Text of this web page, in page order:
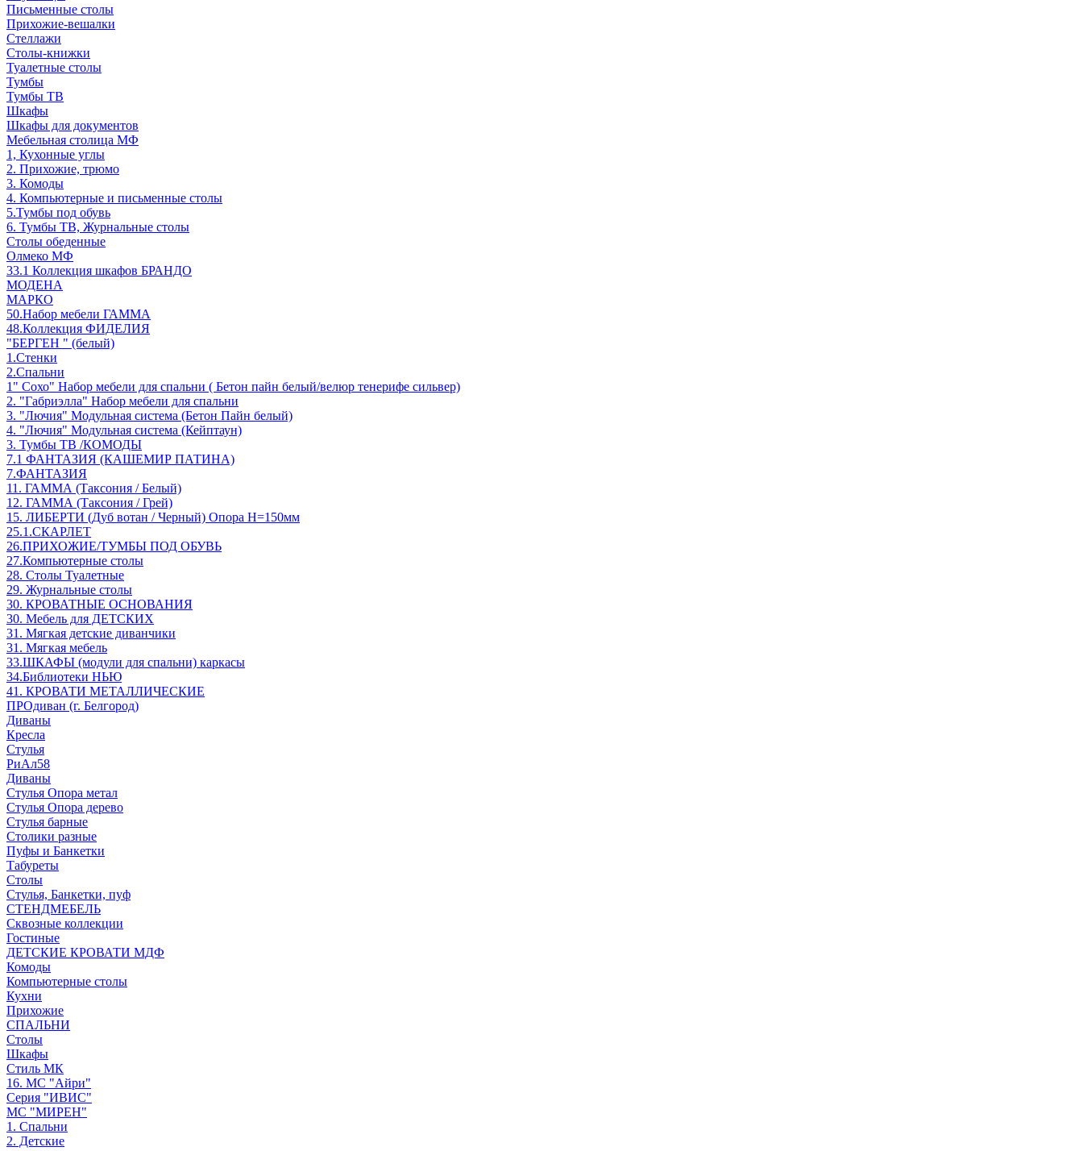
Письменные столы
Прихожие-вешалки
Стеллажи
Столы-книжки
Туалетные столы
Тумбы
Тумбы ТВ
Шкафы
Шкафы для документов
Мебельная столица МФ
1, Кухонные углы
2. Прихожие, трюмо
3. Комоды
4. Компьютерные и письменные столы
5.Тумбы под обувь
6. Тумбы ТВ, Журнальные столы
Столы обеденные
Олмеко МФ
33.1 Коллекция шкафов БРАНДО
МОДЕНА
МАРКО
50.Набор мебели ГАММА
48.Коллекция ФИДЕЛИЯ
"БЕРГЕН " (белый)
1.Стенки
2.Спальни
1" Сохо" Набор мебели для спальни ( Бетон пайн белый/велюр тенерифе сильвер)
2. "Габриэлла" Набор мебели для спальни
3. "Лючия" Модульная система (Бетон Пайн белый)
4. "Лючия" Модульная система (Кейптаун)
3. Тумбы ТВ /КОМОДЫ
7.1 ФАНТАЗИЯ (КАШЕМИР ПАТИНА)
7.ФАНТАЗИЯ
11. ГАММА (Таксония / Белый)
12. ГАММА (Таксония / Грей)
15. ЛИБЕРТИ (Дуб вотан / Черный) Опора Н=150мм
25.1.СКАРЛЕТ
26.ПРИХОЖИЕ/ТУМБЫ ПОД ОБУВЬ
27.Компьютерные столы
28. Столы Туалетные
29. Журнальные столы
30. КРОВАТНЫЕ ОСНОВАНИЯ
30. Мебель для ДЕТСКИХ
31. Мягкая детские диванчики
31. Мягкая мебель
33.ШКАФЫ (модули для спальни) каркасы
34.Библиотеки НЬЮ
41. КРОВАТИ МЕТАЛЛИЧЕСКИЕ
ПРОдиван (г. Белгород)
Диваны
Кресла
Стулья
РиАл58
Диваны
Стулья Опора метал
Стулья Опора дерево
Стулья барные
Столики разные
Пуфы и Банкетки
Табуреты
Столы
Стулья, Банкетки, пуф
СТЕНДМЕБЕЛЬ
Сквозные коллекции
Гостиные
ДЕТСКИЕ КРОВАТИ МДФ
Комоды
Компьютерные столы
Кухни
Прихожие
СПАЛЬНИ
Столы
Шкафы
Стиль МК
16. МС "Айри"
Серия "ИВИС"
МС "МИРЕН"
1. Спальни
2. Детские